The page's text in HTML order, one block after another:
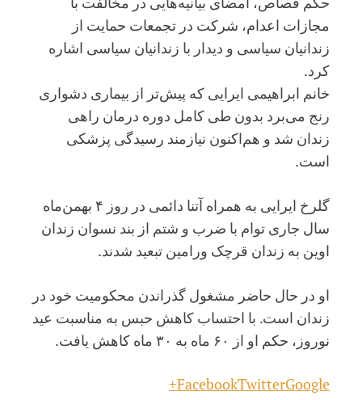
مجازات اعدام، شرکت در تجمعات حمایت از
زندانیان سیاسی و دیدار با زندانیان سیاسی اشاره
کرد.
خانم ابراهیمی ایرایی که پیش‌تر از بیماری دشواری
رنج می‌برد بدون طی کامل دوره درمان راهی
زندان شد و هم‌اکنون نیازمند رسیدگی پزشکی
است.
گلرخ ایرایی به همراه آتنا دائمی در روز ۴ بهمن‌ماه
سال جاری توام با ضرب و شتم از بند نسوان زندان
اوین به زندان قرچک ورامین تبعید شدند.
او در حال حاضر مشغول گذراندن محکومیت خود در
زندان است. با احتساب کاهش حبس به مناسبت عید
نوروز، حکم او از ۶۰ ماه به ۳۰ ماه کاهش یافت.
FacebookTwitterGoogle+